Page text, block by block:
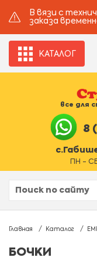
В вязи с
заказа
КАТАЛОГ
все для
8
ПН -
Главная Каталог
БОЧКИ